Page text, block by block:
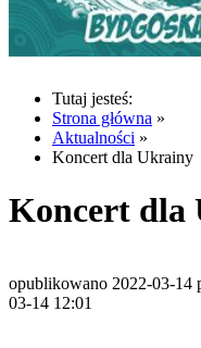
Tutaj jesteś:
Strona główna »
Aktualności »
Koncert dla Ukrainy
Koncert dla
opublikowano 2022-03-14
03-14 12:01